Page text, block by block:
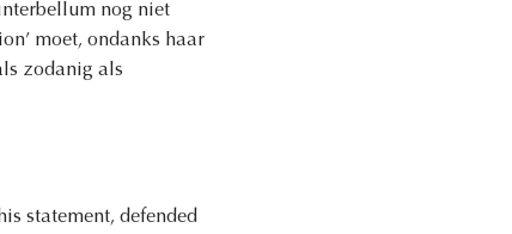
nog niet
moet, ondanks haar
zodanig als
statement, defended